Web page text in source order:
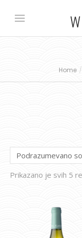
You are here:Home
Prikazano je svih 5